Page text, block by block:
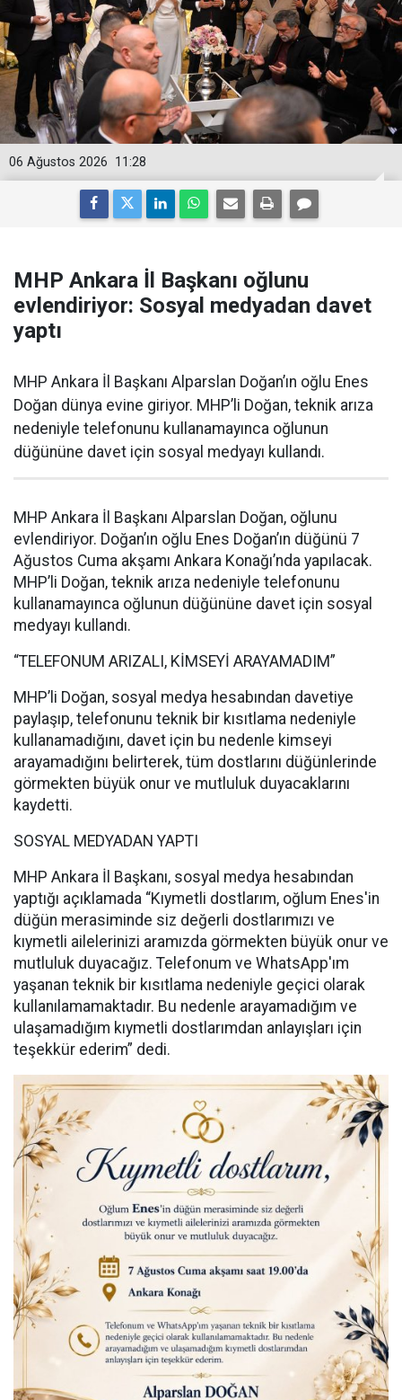
11:28
06 Ağustos 2026
MHP Ankara İl Başkanı oğlunu
evlendiriyor: Sosyal medyadan davet
yaptı
MHP Ankara İl Başkanı Alparslan Doğan’ın oğlu Enes
Doğan dünya evine giriyor. MHP’li Doğan, teknik arıza
nedeniyle telefonunu kullanamayınca oğlunun
düğününe davet için sosyal medyayı kullandı.
MHP Ankara İl Başkanı Alparslan Doğan, oğlunu
evlendiriyor. Doğan’ın oğlu Enes Doğan’ın düğünü 7
Ağustos Cuma akşamı Ankara Konağı’nda yapılacak.
MHP’li Doğan, teknik arıza nedeniyle telefonunu
kullanamayınca oğlunun düğününe davet için sosyal
medyayı kullandı.
“TELEFONUM ARIZALI, KİMSEYİ ARAYAMADIM”
MHP’li Doğan, sosyal medya hesabından davetiye
paylaşıp, telefonunu teknik bir kısıtlama nedeniyle
kullanamadığını, davet için bu nedenle kimseyi
arayamadığını belirterek, tüm dostlarını düğünlerinde
görmekten büyük onur ve mutluluk duyacaklarını
kaydetti.
SOSYAL MEDYADAN YAPTI
MHP Ankara İl Başkanı, sosyal medya hesabından
yaptığı açıklamada “Kıymetli dostlarım, oğlum Enes'in
düğün merasiminde siz değerli dostlarımızı ve
kıymetli ailelerinizi aramızda görmekten büyük onur ve
mutluluk duyacağız. Telefonum ve WhatsApp'ım
yaşanan teknik bir kısıtlama nedeniyle geçici olarak
kullanılamamaktadır. Bu nedenle arayamadığım ve
ulaşamadığım kıymetli dostlarımdan anlayışları için
teşekkür ederim” dedi.